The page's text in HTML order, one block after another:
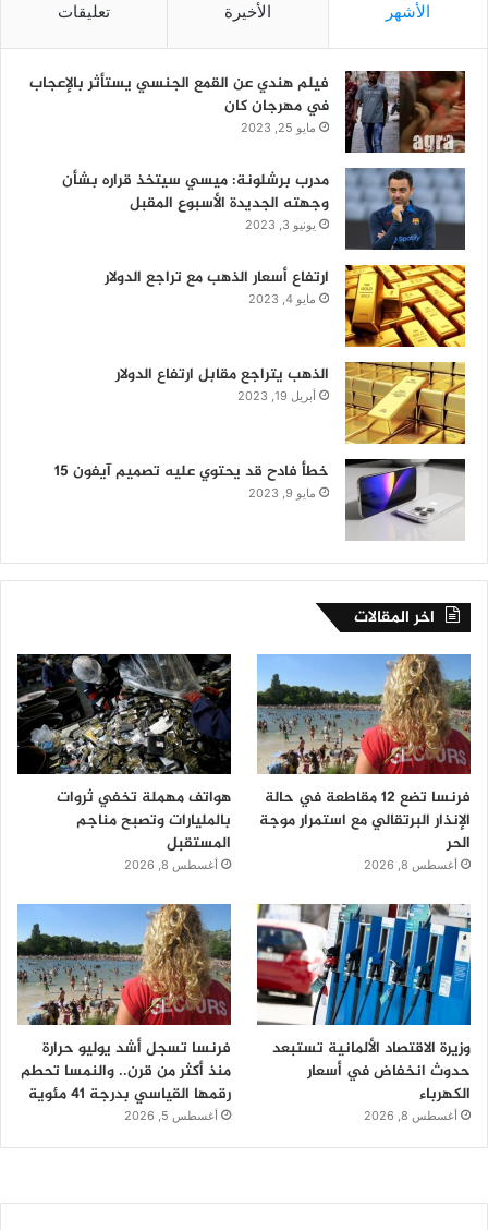
الأشهر الأخيرة تعليقات
فيلم هندي عن القمع الجنسي يستأثر بالإعجاب
في مهرجان كان
مايو 25, 2023
مدرب برشلونة: ميسي سيتخذ قراره بشأن
وجهته الجديدة الأسبوع المقبل
يونيو 3, 2023
ارتفاع أسعار الذهب مع تراجع الدولار
مايو 4, 2023
الذهب يتراجع مقابل ارتفاع الدولار
أبريل 19, 2023
خطأ فادح قد يحتوي عليه تصميم آيفون 15
مايو 9, 2023
اخر المقالات
فرنسا تضع 12 مقاطعة في حالة
الإنذار البرتقالي مع استمرار موجة
الحر
أغسطس 8, 2026
هواتف مهملة تخفي ثروات
بالمليارات وتصبح مناجم
المستقبل
أغسطس 8, 2026
وزيرة الاقتصاد الألمانية تستبعد
حدوث انخفاض في أسعار
الكهرباء
أغسطس 8, 2026
فرنسا تسجل أشد يوليو حرارة
منذ أكثر من قرن.. والنمسا تحطم
رقمها القياسي بدرجة 41 مئوية
أغسطس 5, 2026